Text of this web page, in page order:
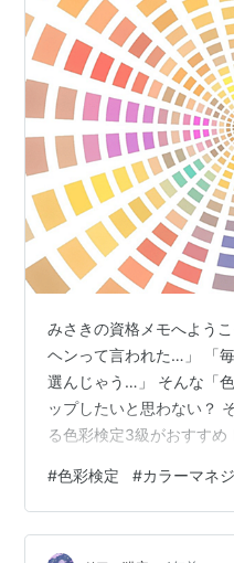
みさきの資格メモへよう
ヘンって言われた…」 「
選んじゃう…」 そんな「
ップしたいと思わない？
る色彩検定3級がおすすめ
手に入る。 今回は合格率
リアして仕事や生活に活
定3級ってどんな資格？
#色彩検定 #カラーマネ